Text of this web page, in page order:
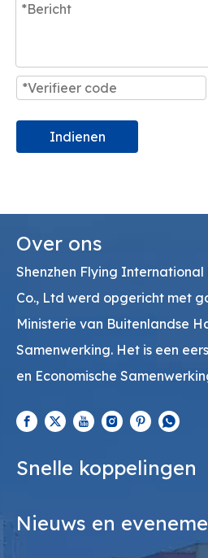
Indienen
Over ons
Shenzhen Flying
Co., Ltd werd opgericht met
Ministerie van Buitenlandse
Samenwerking. Het is een
en Economische
Snelle koppelingen
Nieuws en